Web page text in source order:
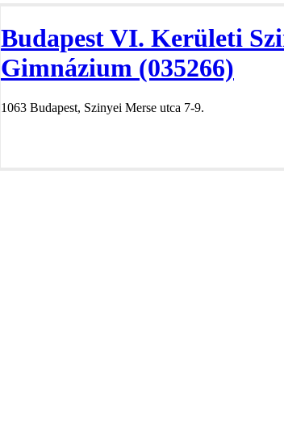
Budapest VI. Kerületi
Gimnázium (035266)
1063 Budapest, Szinyei Merse utca 7-9.